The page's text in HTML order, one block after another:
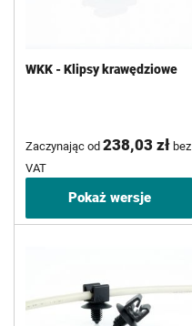
WKK - Klipsy krawędziowe
Zaczynając od 238,03 zł bez
VAT
Pokaż wersje